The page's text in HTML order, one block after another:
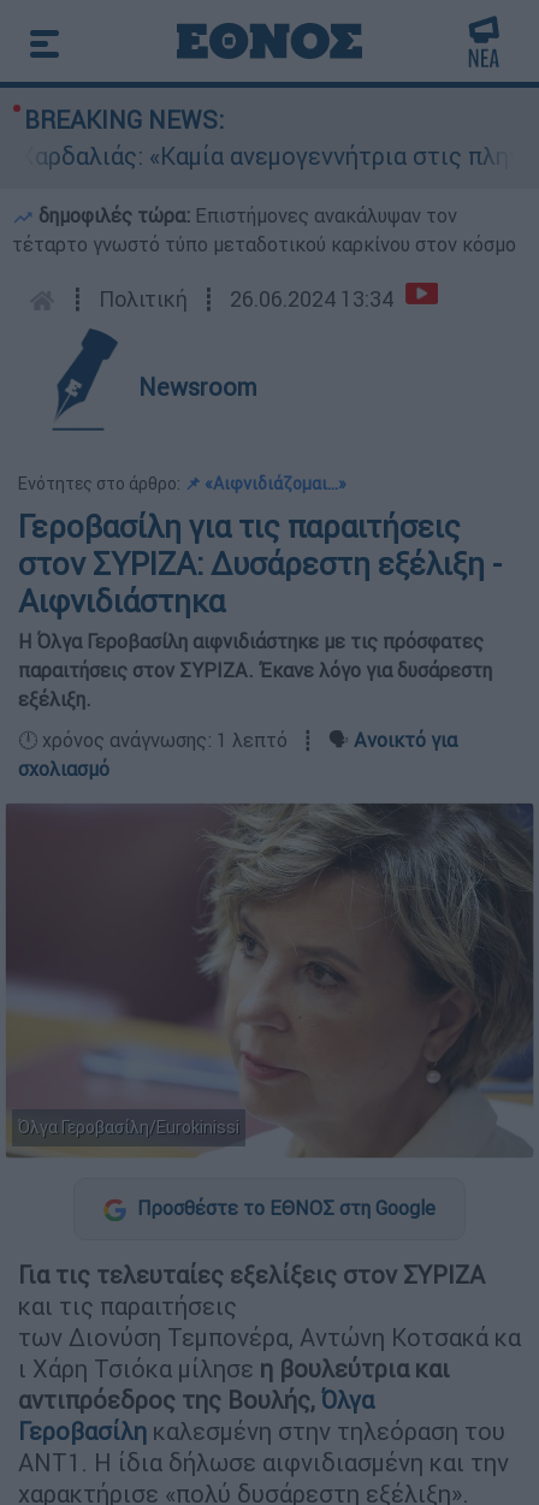
BREAKING NEWS:
«Καμία ανεμογεννήτρια στις
δημοφιλές τώρα: Επιστήμονες ανακάλυψαν τον
τέταρτο γνωστό τύπο μεταδοτικού καρκίνου στον κόσμο
┋ Πολιτική ┋ 26.06.2024 13:34
Newsroom
Ενότητες στο άρθρο: 📌 «Αιφνιδιάζομαι...»
Γεροβασίλη για τις παραιτήσεις
στον ΣΥΡΙΖΑ: Δυσάρεστη εξέλιξη -
Αιφνιδιάστηκα
Η Όλγα Γεροβασίλη αιφνιδιάστηκε με τις πρόσφατες
παραιτήσεις στον ΣΥΡΙΖΑ. Έκανε λόγο για δυσάρεστη
εξέλιξη.
🕛 χρόνος ανάγνωσης: 1 λεπτό ┋ 🗣️ Ανοικτό για
σχολιασμό
Όλγα Γεροβασίλη/Eurokinissi
Προσθέστε το ΕΘΝΟΣ στη Google
Για τις τελευταίες εξελίξεις στον ΣΥΡΙΖΑ
και τις παραιτήσεις
των Διονύση Τεμπονέρα, Αντώνη Κοτσακά κα
ι Χάρη Τσιόκα μίλησε η βουλεύτρια και
αντιπρόεδρος της Βουλής, Όλγα
Γεροβασίλη καλεσμένη στην τηλεόραση του
ANT1. Η ίδια δήλωσε αιφνιδιασμένη και την
χαρακτήρισε «πολύ δυσάρεστη εξέλιξη».